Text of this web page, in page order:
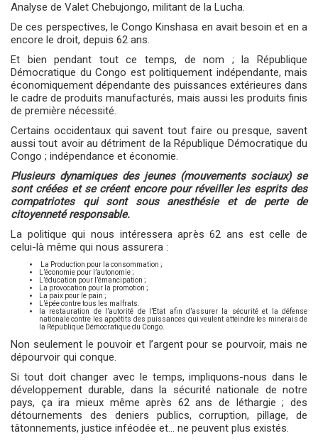
Analyse de Valet Chebujongo, militant de la Lucha.
De ces perspectives, le Congo Kinshasa en avait besoin et en a
encore le droit, depuis 62 ans.
Et bien pendant tout ce temps, de nom ; la République
Démocratique du Congo est politiquement indépendante, mais
économiquement dépendante des puissances extérieures dans
le cadre de produits manufacturés, mais aussi les produits finis
de première nécessité.
Certains occidentaux qui savent tout faire ou presque, savent
aussi tout avoir au détriment de la République Démocratique du
Congo ; indépendance et économie.
Plusieurs dynamiques des jeunes (mouvements sociaux) se
sont créées et se créent encore pour réveiller les esprits des
compatriotes qui sont sous anesthésie et de perte de
citoyenneté responsable.
La politique qui nous intéressera après 62 ans est celle de
celui-là même qui nous assurera :
La Production pour la consommation ;
L’économie pour l’autonomie ;
L’éducation pour l’émancipation ;
La provocation pour la promotion ;
La paix pour le pain ;
L’épée contre tous les malfrats.
la restauration de l’autorité de l’Etat afin d’assurer la sécurité et la défense
nationale contre les appétits des puissances qui veulent atteindre les minerais de
la République Démocratique du Congo.
Non seulement le pouvoir et l’argent pour se pourvoir, mais ne
dépourvoir qui conque.
Si tout doit changer avec le temps, impliquons-nous dans le
développement durable, dans la sécurité nationale de notre
pays, ça ira mieux même après 62 ans de léthargie ; des
détournements des deniers publics, corruption, pillage, de
tâtonnements, justice inféodée et… ne peuvent plus existés.